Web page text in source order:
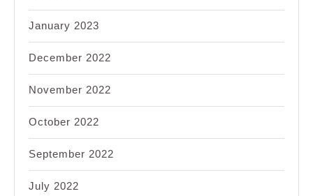
January 2023
December 2022
November 2022
October 2022
September 2022
July 2022